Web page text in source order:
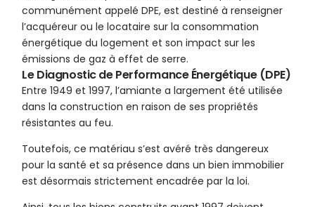
communément appelé DPE, est destiné à renseigner
l’acquéreur ou le locataire sur la consommation
énergétique du logement et son impact sur les
émissions de gaz à effet de serre.
Le Diagnostic de Performance Énergétique (DPE)
Entre 1949 et 1997, l’amiante a largement été utilisée
dans la construction en raison de ses propriétés
résistantes au feu.
Toutefois, ce matériau s’est avéré très dangereux
pour la santé et sa présence dans un bien immobilier
est désormais strictement encadrée par la loi.